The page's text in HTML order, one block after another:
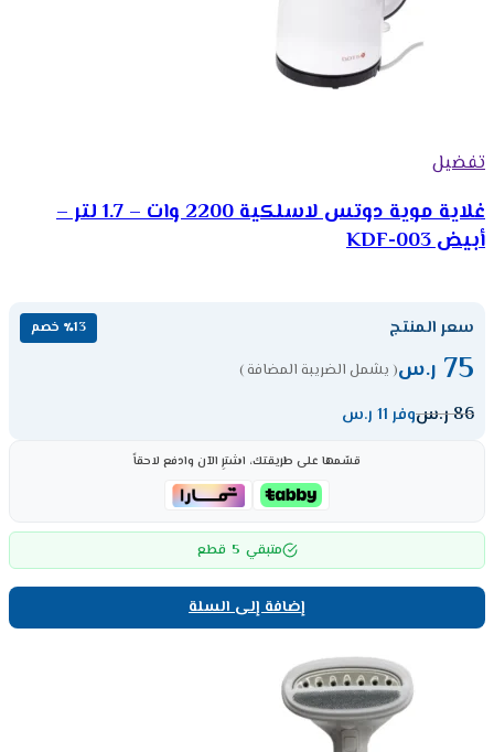
تفضيل
غلاية موية دوتس لاسلكية 2200 وات – 1.7 لتر –
أبيض KDF-003
سعر المنتج ٪13 خصم
75 ر.س( يشمل الضريبة المضافة )
86ر.سوفر 11 ر.س
قسّمها على طريقتك، اشترِ الآن وادفع لاحقاً
متبقي 5 قطع
إضافة إلى السلة